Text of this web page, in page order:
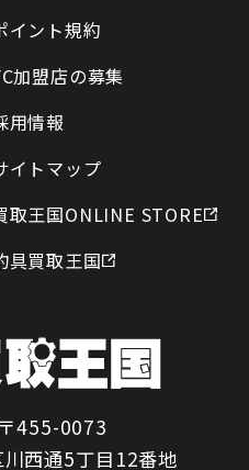
イント規約
加盟店の募集
用情報
イトマップ
取王国ONLINE STORE
具買取王国
455-0073
西通5丁目12番地